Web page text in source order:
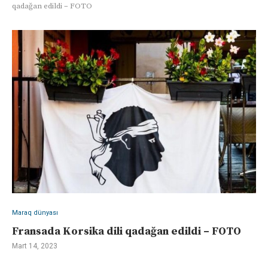
qadağan edildi – FOTO
Maraq dünyası
Fransada Korsika dili qadağan edildi – FOTO
Mart 14, 2023